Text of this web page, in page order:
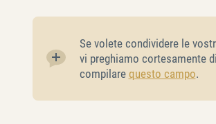
Se volete condividere le
vi preghiamo cortesamente di
compilare questo campo.